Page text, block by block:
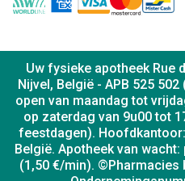
Uw fysieke apotheek Rue
Nijvel, België - APB 525
open van maandag tot
op zaterdag van 9u00 tot
feestdagen).
België. Apotheek van
(1,50 €/min). ©Pharmacies